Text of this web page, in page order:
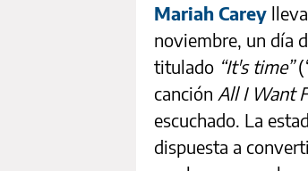
Mariah Carey
noviembre, un día
titulado “It's time”
canción All I Want
escuchado. La
dispuesta a